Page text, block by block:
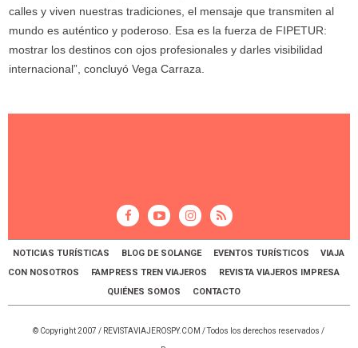
calles y viven nuestras tradiciones, el mensaje que transmiten al
mundo es auténtico y poderoso. Esa es la fuerza de FIPETUR:
mostrar los destinos con ojos profesionales y darles visibilidad
internacional”, concluyó Vega Carraza.
NOTICIAS TURÍSTICAS BLOG DE SOLANGE EVENTOS TURÍSTICOS
VIAJA
CON NOSOTROS
FAMPRESS TREN VIAJEROS
REVISTA VIAJEROS IMPRESA
QUIÉNES SOMOS
CONTACTO
© Copyright 2007 / REVISTAVIAJEROSPY.COM / Todos los derechos reservados /